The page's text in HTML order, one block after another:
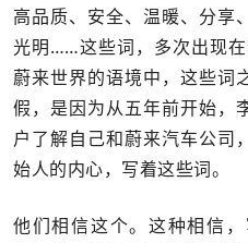
高品质、安全、温暖、分享
光明……这些词，多次出现
蔚来世界的语境中，这些词
假，是因为从五年前开始，
户了解自己和蔚来汽车公司
始人的内心，写着这些词。
他们相信这个。这种相信